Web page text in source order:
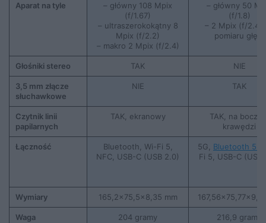
Aparat na tyle
– główny 108 Mpix
(f/1.67)
– ultraszerokokątny 8
Mpix (f/2.2)
– makro 2 Mpix (f/2.4)
– główny 50
(f/1.8)
– 2 Mpix (f/2.4)
pomiaru głębi
Głośniki stereo TAK NIE
3,5 mm złącze
słuchawkowe
NIE TAK
Czytnik linii
papilarnych
TAK, ekranowy
TAK, na
krawędzi
Łączność
Bluetooth, Wi-Fi 5,
NFC, USB-C (USB 2.0)
5G, Bluetooth 5.0
Fi 5, USB-C (USB
Wymiary 165,2×75,5×8,35 mm
Waga 204 gramy 216,9 grama